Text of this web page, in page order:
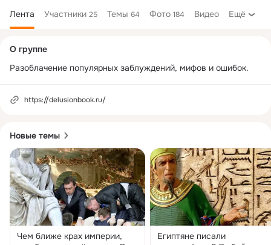
Лента Участники 25 Темы 64 Фото 184 Видео Ещё
Новые темы
Чем ближе крах империи,
Египтяне писали
колонка
О группе
Разоблачение популярных заблуждений, мифов и ошибок.
https://delusionbook.ru/